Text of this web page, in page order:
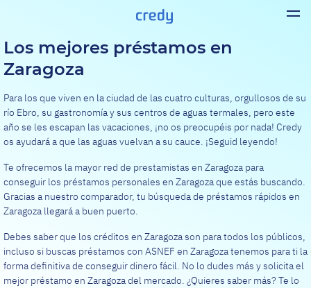
Los mejores préstamos en
Zaragoza
Para los que viven en la ciudad de las cuatro culturas, orgullosos de su
río Ebro, su gastronomía y sus centros de aguas termales, pero este
año se les escapan las vacaciones, ¡no os preocupéis por nada! Credy
os ayudará a que las aguas vuelvan a su cauce. ¡Seguid leyendo!
Te ofrecemos la mayor red de prestamistas en Zaragoza para
conseguir los préstamos personales en Zaragoza que estás buscando.
Gracias a nuestro comparador, tu búsqueda de préstamos rápidos en
Zaragoza llegará a buen puerto.
Debes saber que los créditos en Zaragoza son para todos los públicos,
incluso si buscas préstamos con ASNEF en Zaragoza tenemos para ti la
forma definitiva de conseguir dinero fácil. No lo dudes más y solicita el
mejor préstamo en Zaragoza del mercado. ¿Quieres saber más? Te lo